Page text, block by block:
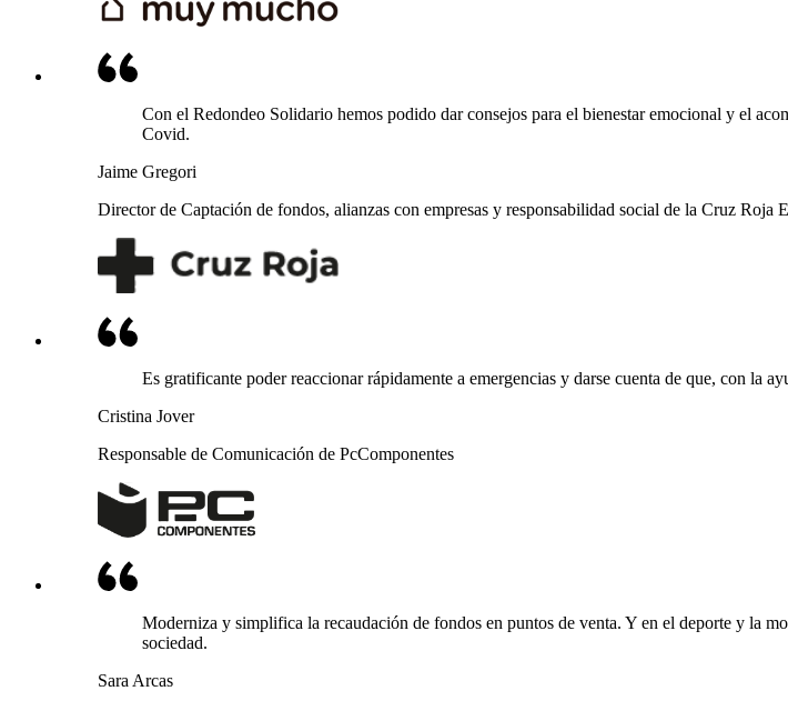
Con el Redondeo Solidario hemos podido dar consejos para el bienestar emocional y el
Covid.
Jaime Gregori
Director de Captación de fondos, alianzas con empresas y responsabilidad social de la Cruz Roja
Es gratificante poder reaccionar rápidamente a emergencias y darse cuenta de que, con la
Cristina Jover
Responsable de Comunicación de PcComponentes
Moderniza y simplifica la recaudación de fondos en puntos de venta. Y en el deporte y la
sociedad.
Sara Arcas